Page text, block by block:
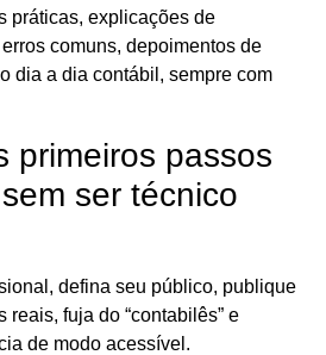
práticas, explicações de
comuns, depoimentos de
dia a dia contábil, sempre com
primeiros passos
ser técnico
defina seu público, publique
fuja do “contabilês” e
de modo acessível.